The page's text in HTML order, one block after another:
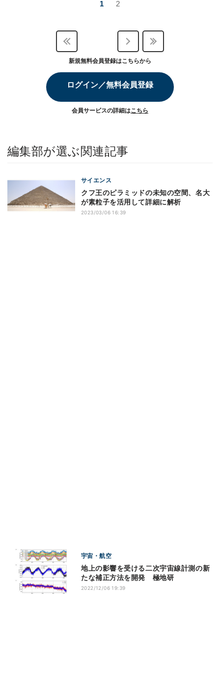
1 2
新規無料会員登録はこちらから
ログイン／無料会員登録
会員サービスの詳細はこちら
編集部が選ぶ関連記事
サイエンス
クフ王のピラミッドの未知の空間、名大
が素粒子を活用して詳細に解析
2023/03/06 16:39
宇宙・航空
地上の影響を受ける二次宇宙線計測の新
たな補正方法を開発 極地研
2022/12/06 19:39